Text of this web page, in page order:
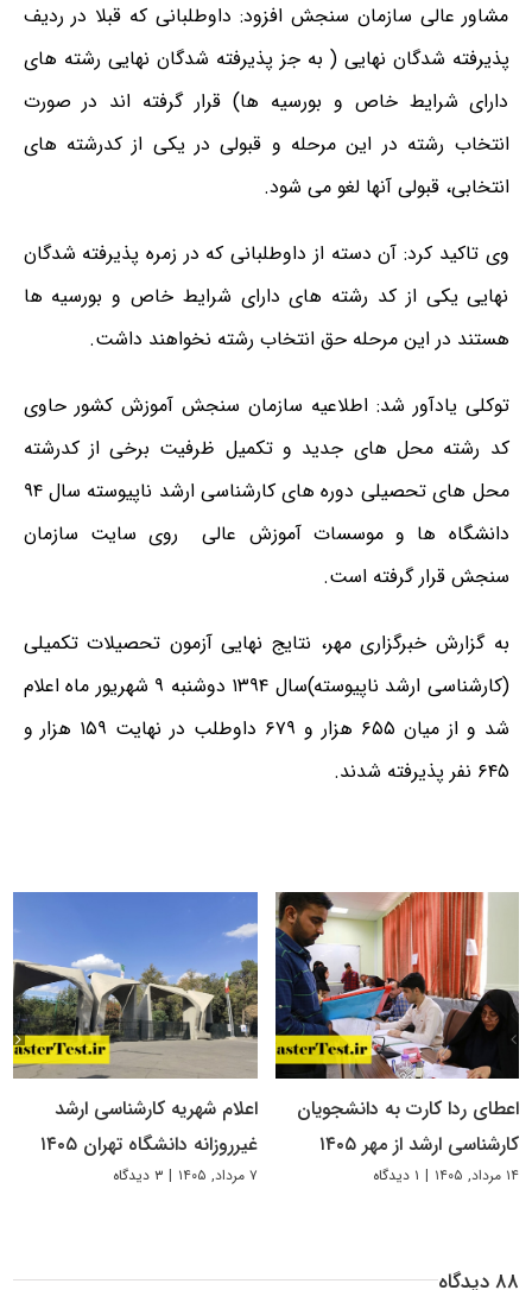
مشاور عالی سازمان سنجش افزود: داوطلبانی که قبلا در ردیف
پذیرفته شدگان نهایی ( به جز پذیرفته شدگان نهایی رشته های
دارای شرایط خاص و بورسیه ها) قرار گرفته اند در صورت
انتخاب رشته در این مرحله و قبولی در یکی از کدرشته های
انتخابی، قبولی آنها لغو می شود.
وی تاکید کرد: آن دسته از داوطلبانی که در زمره پذیرفته شدگان
نهایی یکی از کد رشته های دارای شرایط خاص و بورسیه ها
هستند در این مرحله حق انتخاب رشته نخواهند داشت.
توکلی یادآور شد: اطلاعیه سازمان سنجش آموزش کشور حاوی
کد رشته محل های جدید و تکمیل ظرفیت برخی از کدرشته
محل های تحصیلی دوره های کارشناسی ارشد ناپیوسته سال ۹۴
دانشگاه ها و موسسات آموزش عالی روی سایت سازمان
سنجش قرار گرفته است.
به گزارش خبرگزاری مهر، نتایج نهایی آزمون تحصیلات تکمیلی
(کارشناسی ارشد ناپیوسته)سال ۱۳۹۴ دوشنبه ۹ شهریور ماه اعلام
شد و از میان ۶۵۵ هزار و ۶۷۹ داوطلب در نهایت ۱۵۹ هزار و
۶۴۵ نفر پذیرفته شدند.
اعطای ردا کارت به دانشجویان
کارشناسی ارشد از مهر ۱۴۰۵
۱۴ مرداد, ۱۴۰۵ | ۱ دیدگاه
اعلام شهریه کارشناسی ارشد
غیرروزانه دانشگاه تهران ۱۴۰۵
۷ مرداد, ۱۴۰۵ | ۳ دیدگاه
۸۸ دیدگاه